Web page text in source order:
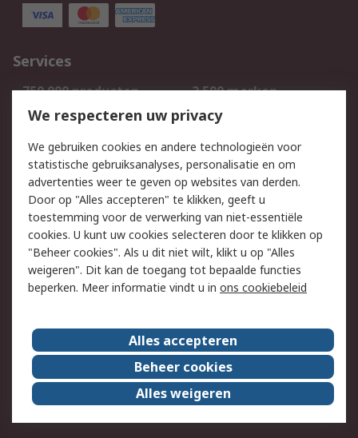
Services
750.000 producten
2.500 merken
Bestellen
Inkoopoplossingen
Track & Trace
Wettelijk
Cookiebeleid
Email veiligheid
Privacybeleid
Websitevoorwaarden
Algemene
verkoopvoorwaarden
Over RS
RS Group
Over ons
RS wereldwijd
Werken bij RS
ESG
We respecteren uw privacy
We gebruiken cookies en andere technologieën voor
statistische gebruiksanalyses, personalisatie en om
advertenties weer te geven op websites van derden.
Door op "Alles accepteren" te klikken, geeft u
toestemming voor de verwerking van niet-essentiële
cookies. U kunt uw cookies selecteren door te klikken op
"Beheer cookies". Als u dit niet wilt, klikt u op "Alles
weigeren". Dit kan de toegang tot bepaalde functies
beperken. Meer informatie vindt u in ons cookiebeleid
Alles accepteren
Beheer cookies
Alles weigeren